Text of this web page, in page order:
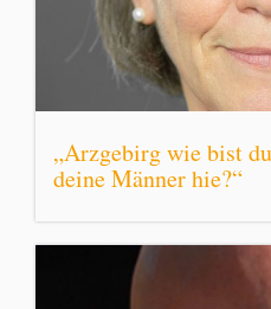
„Arzgebirg wie bist
deine Männer hie?“